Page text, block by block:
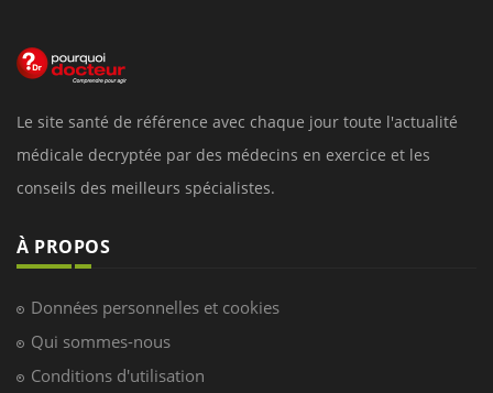
Le site santé de référence avec chaque jour toute l'actualité
médicale decryptée par des médecins en exercice et les
conseils des meilleurs spécialistes.
À PROPOS
Données personnelles et cookies
Qui sommes-nous
Conditions d'utilisation